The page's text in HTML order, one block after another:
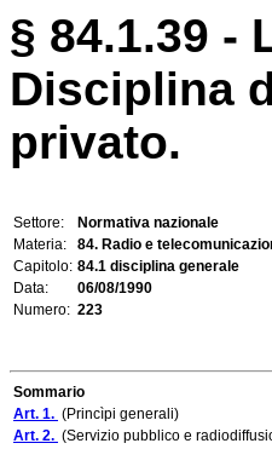
§ 84.1.39 -
Disciplina
privato.
Settore:
Normativa nazionale
Materia:
84. Radio e
Capitolo: 84.1 disciplina generale
Data:
06/08/1990
Numero: 223
Sommario
Art. 1. (Princìpi generali)
Art. 2. (Servizio pubblico e